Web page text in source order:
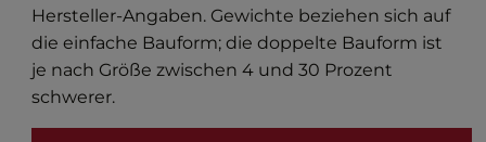
Hersteller-Angaben. Gewichte beziehen sich auf
die einfache Bauform; die doppelte Bauform ist
je nach Größe zwischen 4 und 30 Prozent
schwerer.